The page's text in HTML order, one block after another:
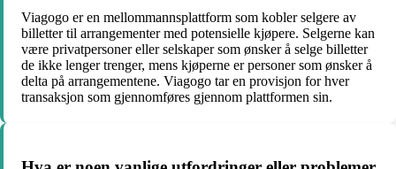
Viagogo er en mellommannsplattform som kobler selgere av
billetter til arrangementer med potensielle kjøpere. Selgerne kan
være privatpersoner eller selskaper som ønsker å selge billetter
de ikke lenger trenger, mens kjøperne er personer som ønsker å
delta på arrangementene. Viagogo tar en provisjon for hver
transaksjon som gjennomføres gjennom plattformen sin.